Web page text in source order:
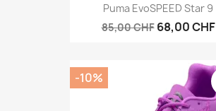
Puma EvoSPEED Star 9
85,00 CHF 68,00 CHF
-10%